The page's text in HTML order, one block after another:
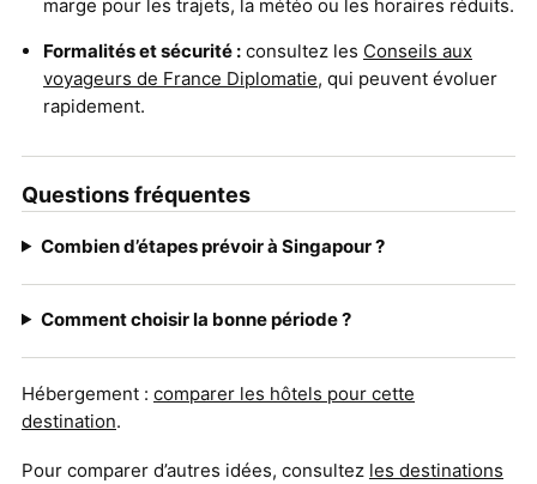
marge pour les trajets, la météo ou les horaires réduits.
Formalités et sécurité : consultez les Conseils aux
voyageurs de France Diplomatie, qui peuvent évoluer
rapidement.
Questions fréquentes
Combien d’étapes prévoir à Singapour ?
Comment choisir la bonne période ?
Hébergement : comparer les hôtels pour cette
destination.
Pour comparer d’autres idées, consultez les destinations